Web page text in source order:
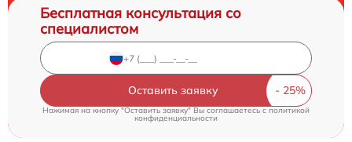
Бесплатная консультация со
специалистом
Оставить заявку
Нажимая на кнопку "Оставить заявку" Вы соглашаетесь c политикой
конфиденциальности